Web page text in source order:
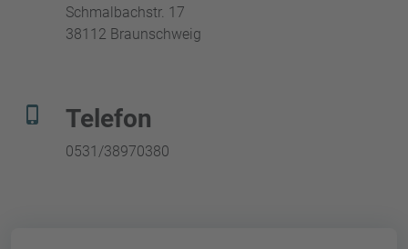
Schmalbachstr. 17
38112 Braunschweig
phone_iphone Telefon
0531/38970380